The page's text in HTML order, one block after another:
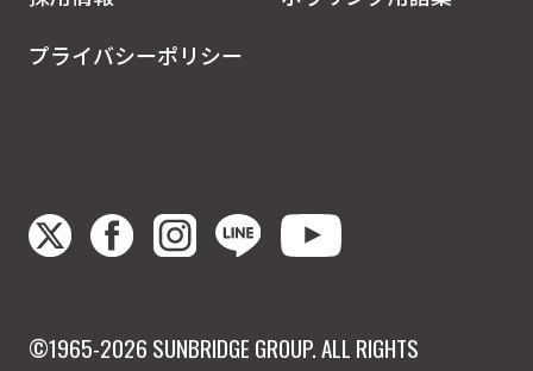
プライバシーポリシー
©1965-2026 SUNBRIDGE GROUP. ALL RIGHTS